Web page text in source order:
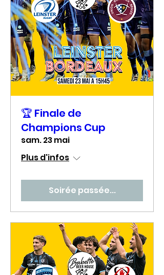
🏆 Finale de
Champions Cup
sam. 23 mai
Plus d'infos
Soirée passée...